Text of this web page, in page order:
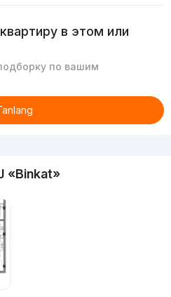
в этом или
по вашим
«Binkat»